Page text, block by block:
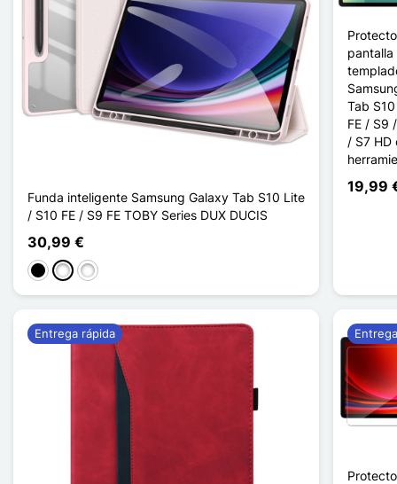
Funda inteligente Samsung Galaxy Tab S10 Lite
/ S10 FE / S9 FE TOBY Series DUX DUCIS
30,99 €
NegroRose ClairBleu Bébé
Tab
FE / S9
/ S7 HD
19,99
Entrega rápida